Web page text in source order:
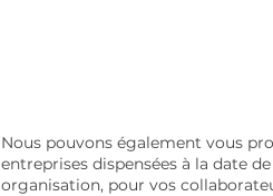
Nous pouvons également vous
entreprises dispensées à la date
organisation, pour vos